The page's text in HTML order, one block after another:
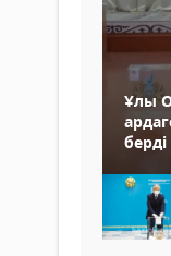
Ұлы
берді